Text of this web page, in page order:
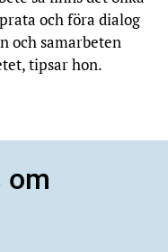
och föra dialog
och samarbeten
tipsar hon.
om